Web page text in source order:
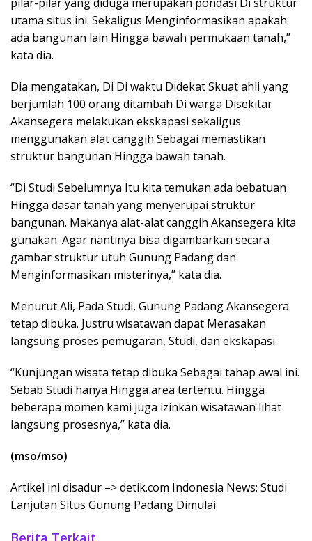
utama situs ini. Sekaligus Menginformasikan apakah
ada bangunan lain Hingga bawah permukaan tanah,”
kata dia.
Dia mengatakan, Di Di waktu Didekat Skuat ahli yang
berjumlah 100 orang ditambah Di warga Disekitar
Akansegera melakukan ekskapasi sekaligus
menggunakan alat canggih Sebagai memastikan
struktur bangunan Hingga bawah tanah.
“Di Studi Sebelumnya Itu kita temukan ada bebatuan
Hingga dasar tanah yang menyerupai struktur
bangunan. Makanya alat-alat canggih Akansegera kita
gunakan. Agar nantinya bisa digambarkan secara
gambar struktur utuh Gunung Padang dan
Menginformasikan misterinya,” kata dia.
Menurut Ali, Pada Studi, Gunung Padang Akansegera
tetap dibuka. Justru wisatawan dapat Merasakan
langsung proses pemugaran, Studi, dan ekskapasi.
“Kunjungan wisata tetap dibuka Sebagai tahap awal ini.
Sebab Studi hanya Hingga area tertentu. Hingga
beberapa momen kami juga izinkan wisatawan lihat
langsung prosesnya,” kata dia.
(mso/mso)
Artikel ini disadur –> detik.com Indonesia News: Studi
Lanjutan Situs Gunung Padang Dimulai
Berita Terkait